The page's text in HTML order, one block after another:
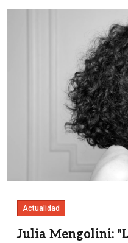
Actualidad
Julia Mengolini: